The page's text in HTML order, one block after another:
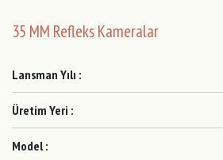
35 MM Refleks Kameralar
Lansman Yılı :
Üretim Yeri :
Model :